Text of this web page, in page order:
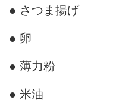
● さつま揚げ
● 卵
● 薄力粉
● 米油